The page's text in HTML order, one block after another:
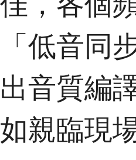
低音同
音質編
親臨現